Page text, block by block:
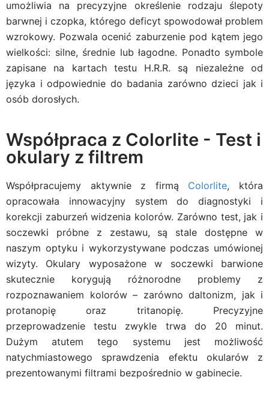
umożliwia na precyzyjne określenie rodzaju ślepoty
barwnej i czopka, którego deficyt spowodował problem
wzrokowy. Pozwala ocenić zaburzenie pod kątem jego
wielkości: silne, średnie lub łagodne. Ponadto symbole
zapisane na kartach testu H.R.R. są niezależne od
języka i odpowiednie do badania zarówno dzieci jak i
osób dorosłych.
Współpraca z Colorlite - Test i
okulary z filtrem
Współpracujemy aktywnie z firmą Colorlite, która
opracowała innowacyjny system do diagnostyki i
korekcji zaburzeń widzenia kolorów. Zarówno test, jak i
soczewki próbne z zestawu, są stale dostępne w
naszym optyku i wykorzystywane podczas umówionej
wizyty. Okulary wyposażone w soczewki barwione
skutecznie korygują różnorodne problemy z
rozpoznawaniem kolorów – zarówno daltonizm, jak i
protanopię oraz tritanopię. Precyzyjne
przeprowadzenie testu zwykle trwa do 20 minut.
Dużym atutem tego systemu jest możliwość
natychmiastowego sprawdzenia efektu okularów z
prezentowanymi filtrami bezpośrednio w gabinecie.